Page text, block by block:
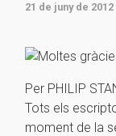
21 de juny de 2012
Per PHILIP
Tots els
moment de la